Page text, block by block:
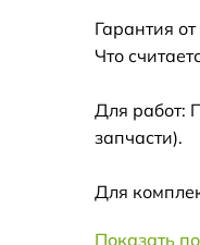
Замена
Гарантия
Что
Для работ:
запчасти).
Для
Показать